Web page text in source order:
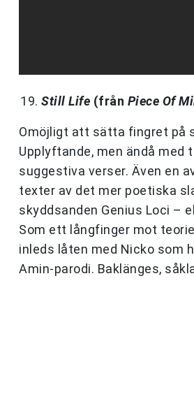
Still Life (från Piece Of
Omöjligt att sätta fingret på
Upplyftande, men ändå med
suggestiva verser. Även en
texter av det mer poetiska
skyddsanden Genius Loci –
Som ett långfinger mot
inleds låten med Nicko som
Amin-parodi. Baklänges,